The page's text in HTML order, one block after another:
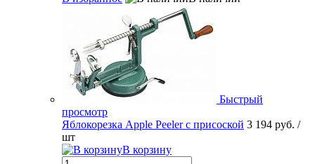
Быстрый
просмотр
Яблокорезка Apple Peeler с присоской 3 194 руб. /
шт
В корзину